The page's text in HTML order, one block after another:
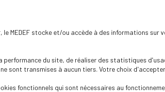
MEDEF stocke et/ou accède à des informations
du site, de réaliser des statistiques
sont transmises à aucun tiers. Votre choix
fonctionnels qui sont nécessaires au